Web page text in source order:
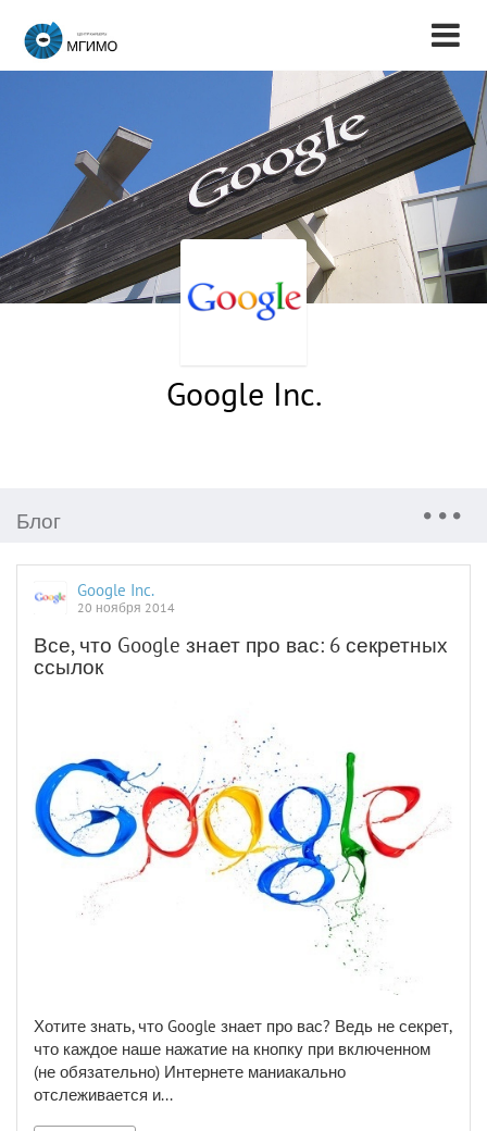
Google Inc.
Блог
Google Inc.
20 ноября 2014
Все, что Google знает про вас: 6 секретных
ссылок
Хотите знать, что Google знает про вас? Ведь не секрет,
что каждое наше нажатие на кнопку при включенном
(не обязательно) Интернете маниакально
отслеживается и...